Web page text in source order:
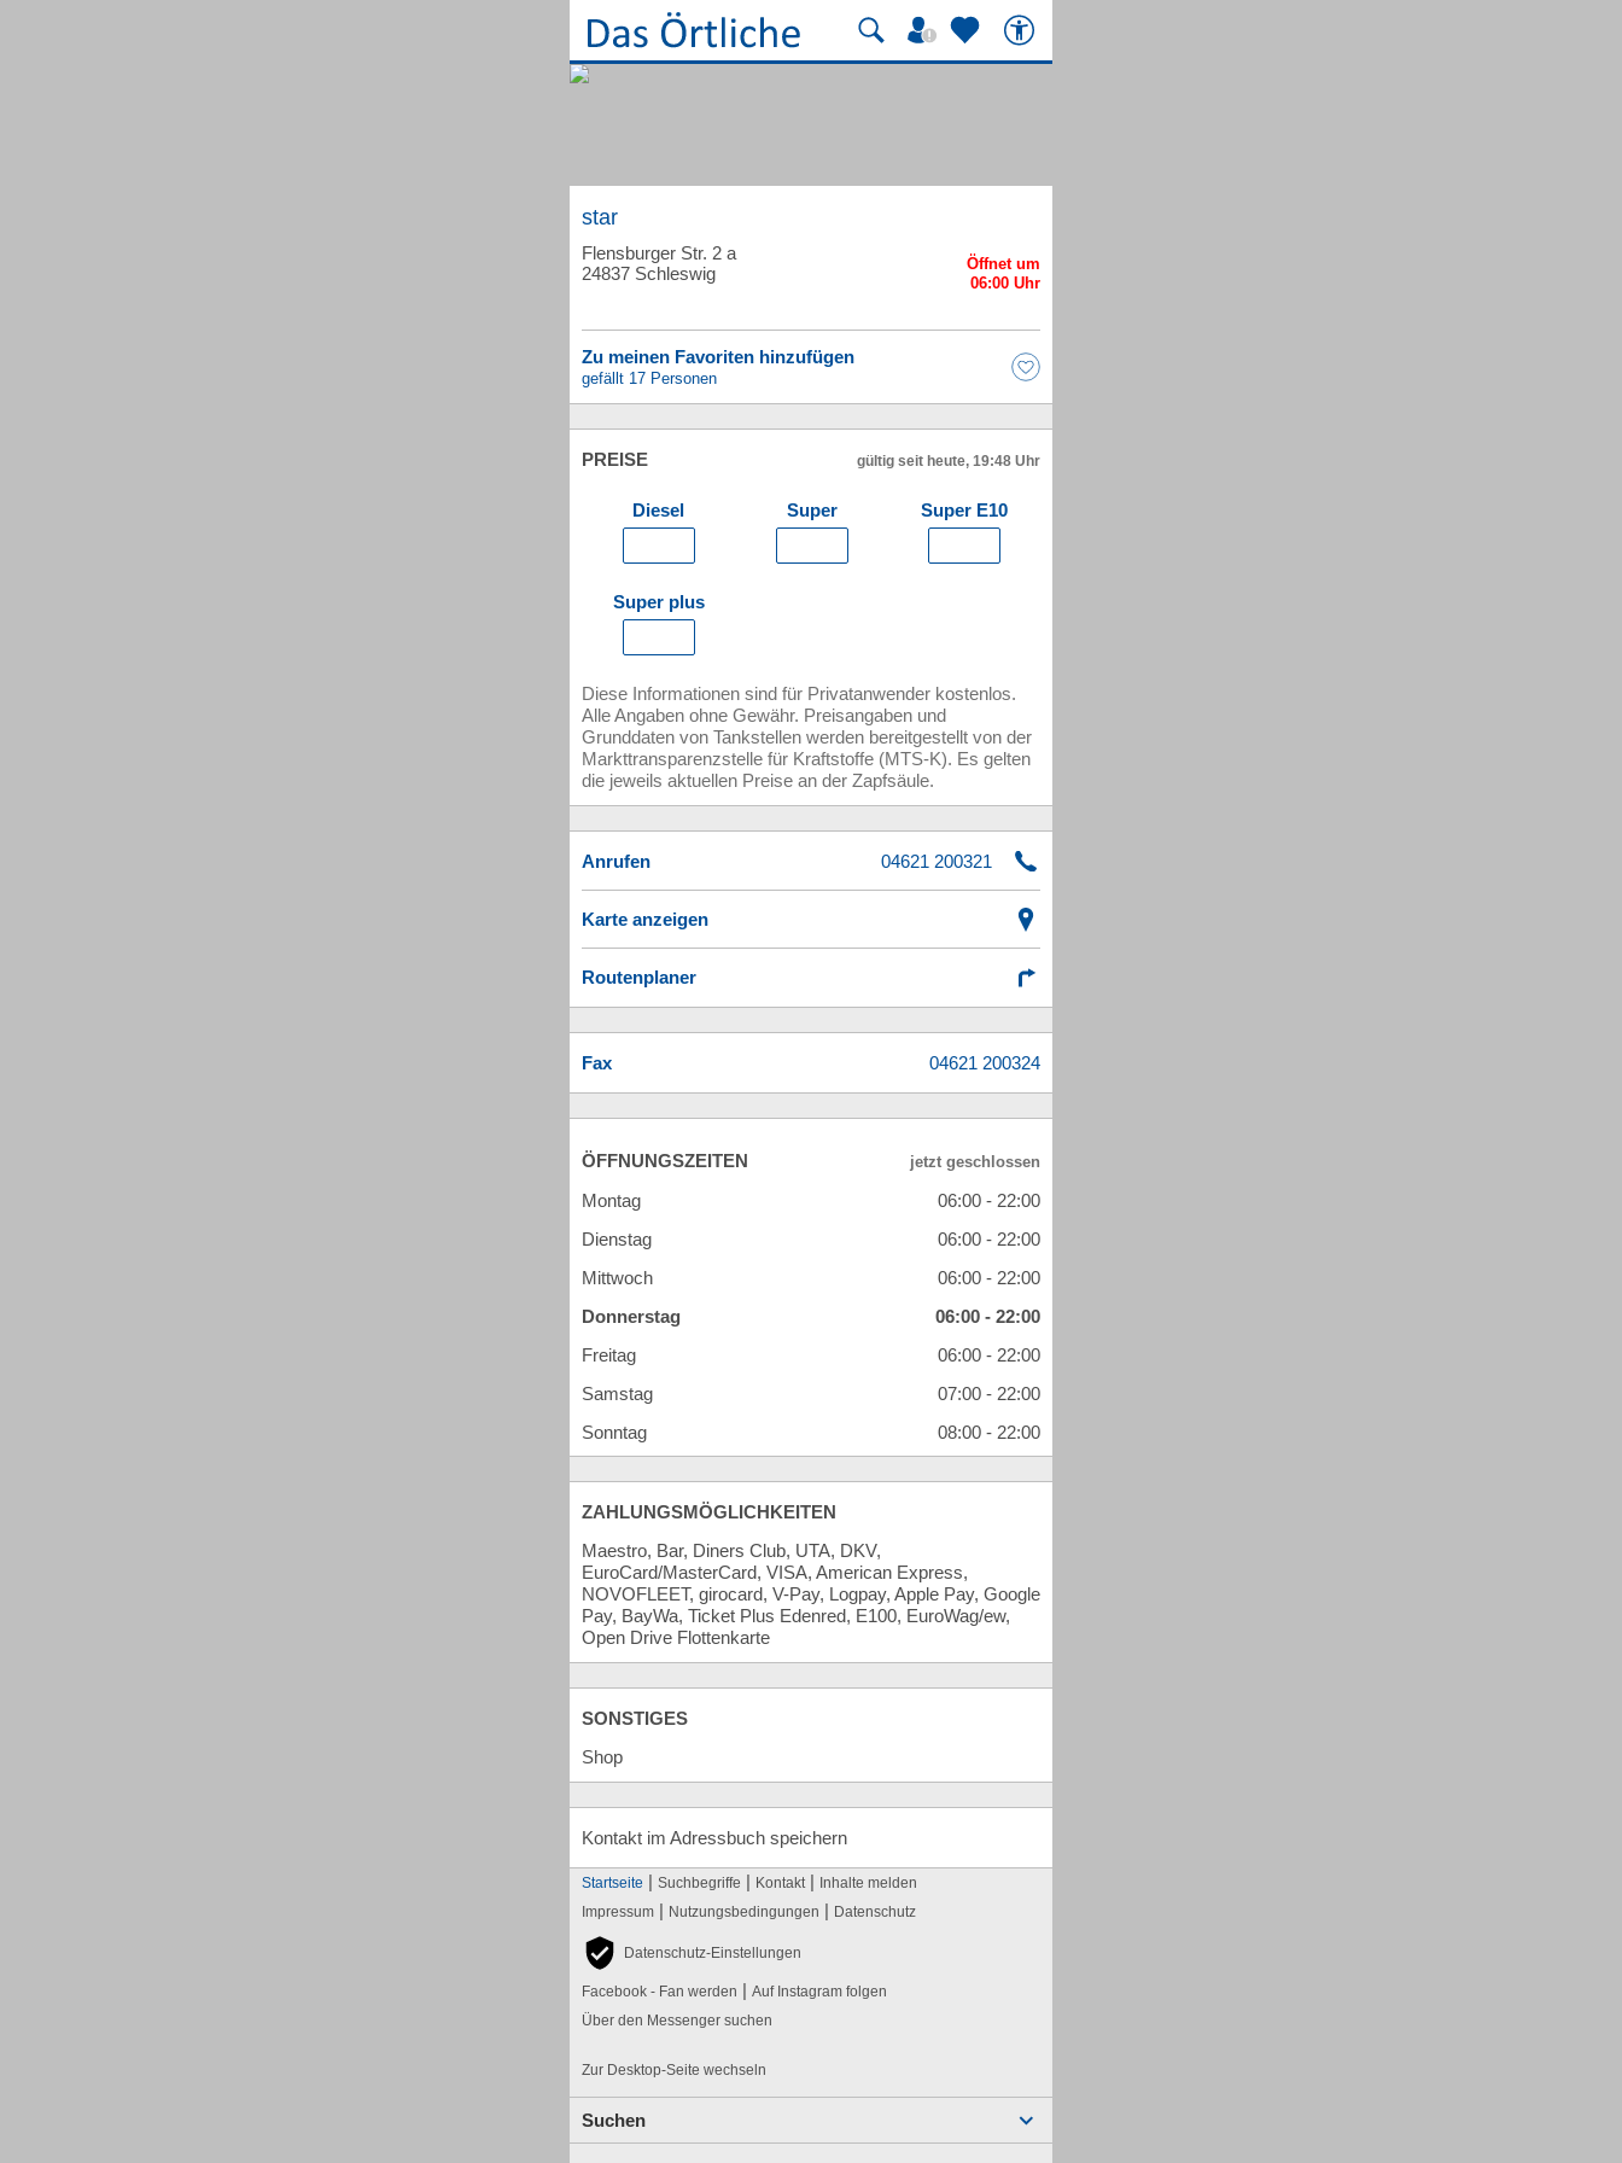
star
Flensburger Str. 2 a
24837 Schleswig
Zu meinen Favoriten hinzufügen
gefällt 17 Personen
PREISE gültig seit heute, 19:48 Uhr
Diesel Super Super E10
Super plus
Diese Informationen sind für Privatanwender kostenlos.
Alle Angaben ohne Gewähr. Preisangaben und
Grunddaten von Tankstellen werden bereitgestellt von der
Markttransparenzstelle für Kraftstoffe (MTS-K). Es gelten
die jeweils aktuellen Preise an der Zapfsäule.
Anrufen
Karte anzeigen
Routenplaner
Fax
ÖFFNUNGSZEITEN
Montag
06:00 - 22:00
Dienstag
06:00 - 22:00
Mittwoch
06:00 - 22:00
Donnerstag
06:00 - 22:00
Freitag
06:00 - 22:00
Samstag
07:00 - 22:00
Sonntag
08:00 - 22:00
ZAHLUNGSMÖGLICHKEITEN
Maestro, Bar, Diners Club, UTA, DKV,
EuroCard/MasterCard, VISA, American Express,
NOVOFLEET, girocard, V-Pay, Logpay, Apple Pay, Google
Pay, BayWa, Ticket Plus Edenred, E100, EuroWag/ew,
Open Drive Flottenkarte
SONSTIGES
Shop
Kontakt im Adressbuch speichern
Startseite | Suchbegriffe | Kontakt | Inhalte melden
Impressum | Nutzungsbedingungen | Datenschutz
Datenschutz-Einstellungen
Facebook - Fan werden | Auf Instagram folgen
Über den Messenger suchen
Zur Desktop-Seite wechseln
Suchen